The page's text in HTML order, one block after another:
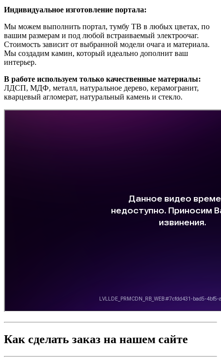
Индивидуальное изготовление портала:
Мы можем выполнить портал, тумбу ТВ в любых цветах, по
вашим размерам и под любой встраиваемый электроочаг.
Стоимость зависит от выбранной модели очага и материала.
Мы создадим камин, который идеально дополнит ваш
интерьер.
В работе используем только качественные материалы:
ЛДСП, МДФ, металл, натуральное дерево, керамогранит,
кварцевый агломерат, натуральный камень и стекло.
Как сделать заказ на нашем сайте